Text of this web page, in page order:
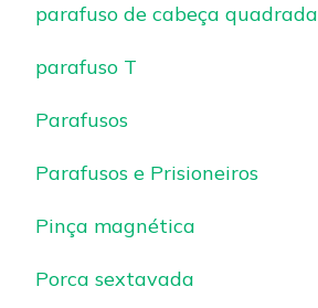
parafuso de cabeça quadrada
parafuso T
Parafusos
Parafusos e Prisioneiros
Pinça magnética
Porca sextavada